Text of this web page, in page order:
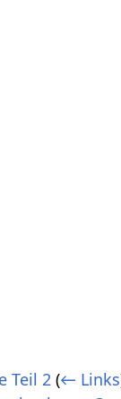
Teil 2 (← Links